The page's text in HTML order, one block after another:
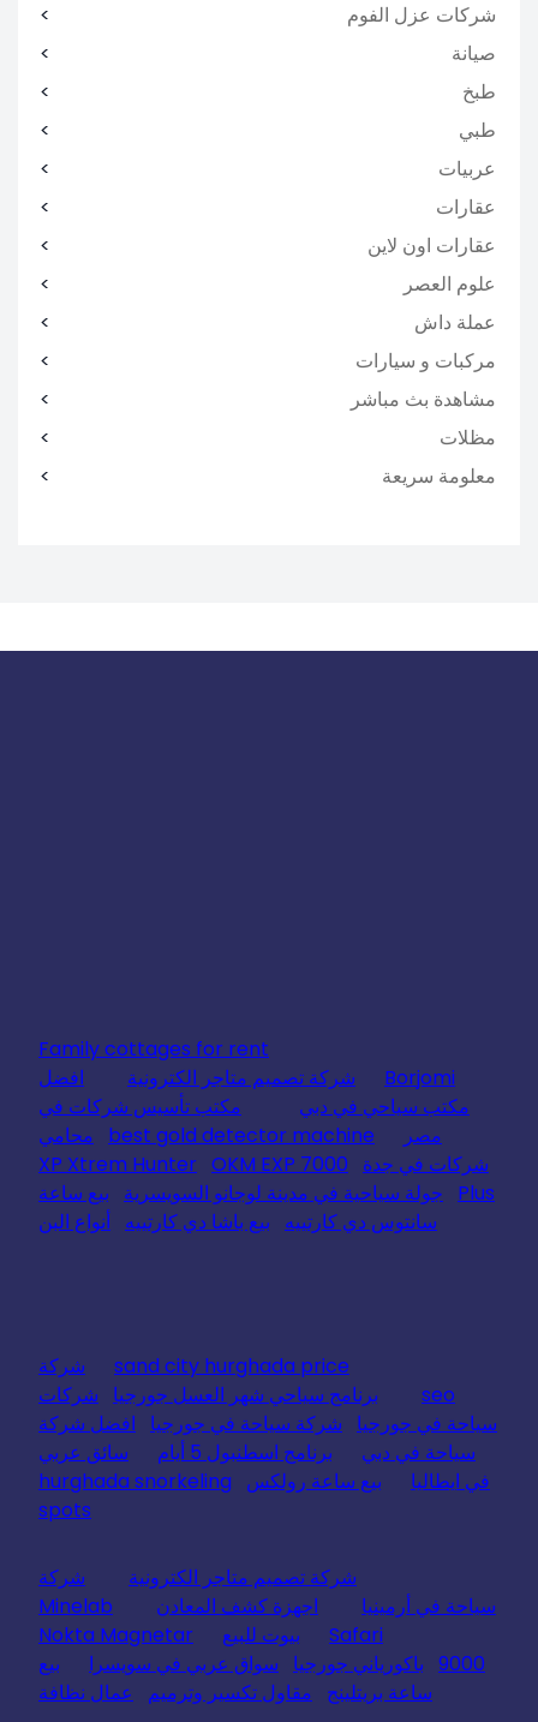
شركات عزل الفوم
صيانة
طبخ
طبي
عربيات
عقارات
عقارات اون لاين
علوم العصر
عملة داش
مركبات و سيارات
مشاهدة بث مباشر
مظلات
معلومة سريعة
Family cottages for rent
Borjomi
شركة تصميم متاجر الكترونية
افضل
مكتب سياحي في دبي
مكتب تأسيس شركات في
مصر
best gold detector machine
محامي
شركات في جدة
XP Xtrem Hunter OKM EXP 7000
Plus
جولة سياحية في مدينة لوجانو السويسرية
بيع ساعة
سانتوس دي كارتييه
بيع باشا دي كارتييه أنواع البن
sand city hurghada price
شركة
seo
برنامج سياحي شهر العسل جورجيا
شركات
سياحة في جورجيا
شركة سياحة في جورجيا
افضل شركة
سياحة في دبي
برنامج اسطنبول 5 أيام
سائق عربي
في ايطاليا
بيع ساعة رولكس
hurghada snorkeling
spots
شركة تصميم متاجر الكترونية
شركة
سياحة في أرمينيا
اجهزة كشف المعادن
Minelab
Safari
بيوت للبيع
Nokta Magnetar
9000 باكورياني جورجيا سواق عربي في سويسرا
بيع
ساعة بريتلينج
مقاول تكسير وترميم عمال نظافة